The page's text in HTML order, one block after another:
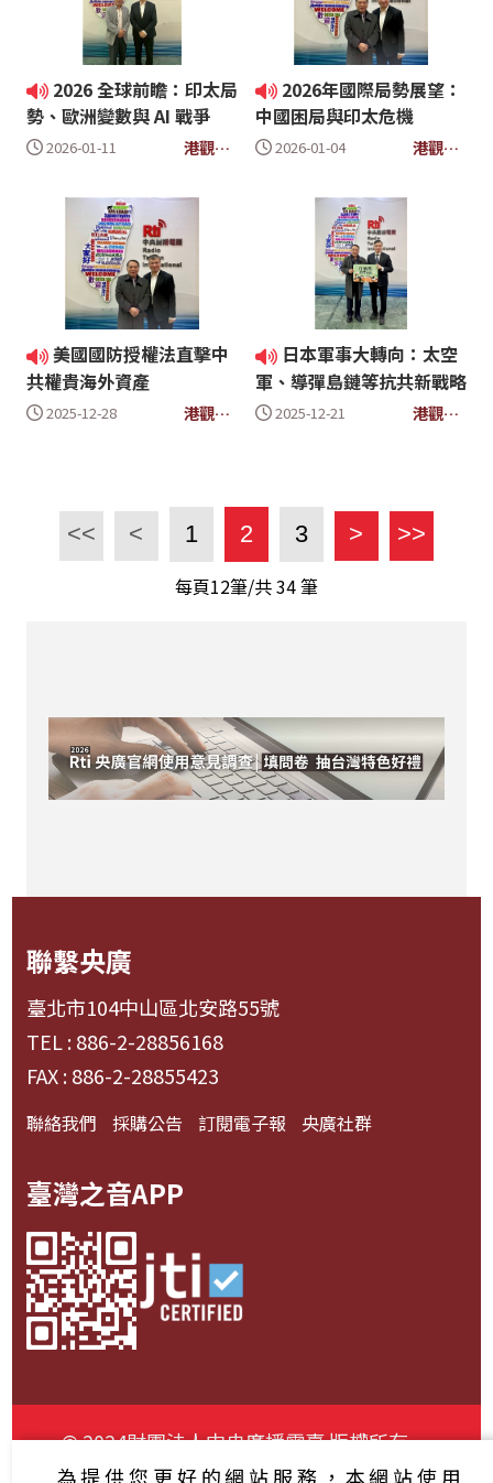
2026 全球前瞻：印太局
勢、歐洲變數與 AI 戰爭
2026-01-11
港觀大
2026年國際局勢展望：
中國困局與印太危機
2026-01-04
港觀大
美國國防授權法直擊中
共權貴海外資產
2025-12-28
港觀大
日本軍事大轉向：太空
軍、導彈島鏈等抗共新戰略
2025-12-21
港觀大
<< < 1 2 3 > >>
每頁12筆/共34筆
聯繫央廣
臺北市104中山區北安路55號
TEL : 886-2-28856168
FAX : 886-2-28855423
聯絡我們 採購公告 訂閱電子報 央廣社群
臺灣之音APP
© 2024財團法人中央廣播電臺 版權所有
為提供您更好的網站服務，本網站使用